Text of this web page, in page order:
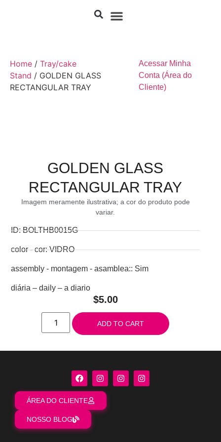
Home / Tray/cake
Stand / GOLDEN GLASS
RECTANGULAR TRAY
Acessar Minha
Conta (Área do
Cliente)
GOLDEN GLASS
RECTANGULAR TRAY
Imagem meramente ilustrativa; a cor do produto pode
variar.
ID: BOLTHB0015G
color - cor: VIDRO
assembly - montagem - asamblea:: Sim
diária – daily – a diario
$5.00
ADD TO CART
ÁREA DO CLIENTE
NOSSO BLOG